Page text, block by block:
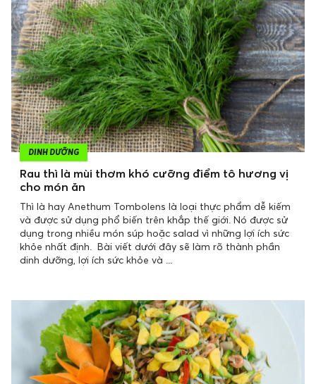
DINH DƯỠNG
Rau thì là mùi thơm khó cưỡng điểm tô hương vị
cho món ăn
Thì là hay Anethum Tombolens là loại thực phẩm dễ kiếm
và được sử dụng phổ biến trên khắp thế giới. Nó được sử
dụng trong nhiều món súp hoặc salad vì những lợi ích sức
khỏe nhất định. Bài viết dưới đây sẽ làm rõ thành phần
dinh dưỡng, lợi ích sức khỏe và ...